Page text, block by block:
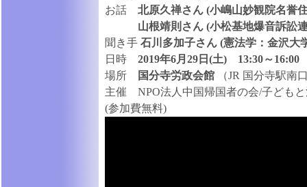
お話 北原久禅さん (小嶋山妙観院名誉
山根靖則さん (小松基地爆音訴訟連
聞き手 石川多加子さん (憲法学：金沢大
日時 2019年6月29日(土) 13:30～16:00
場所
国分寺労政会館 （JR 国分寺駅南
主催 NPO法人中国帰国者の会/子どもと
(参加費無料)